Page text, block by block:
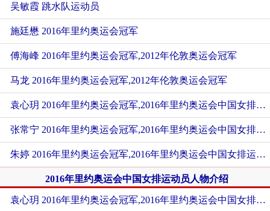
吴敏霞 跳水队运动员
施廷懋 2016年里约奥运会冠军
傅海峰 2016年里约奥运会冠军,2012年伦敦奥运会冠军
马龙 2016年里约奥运会冠军,2012年伦敦奥运会冠军
袁心玥 2016年里约奥运会冠军,2016年里约奥运会中国女排运动员
张常宁 2016年里约奥运会冠军,2016年里约奥运会中国女排运动员
朱婷 2016年里约奥运会冠军,2016年里约奥运会中国女排运动员
2016年里约奥运会中国女排运动员人物介绍
袁心玥 2016年里约奥运会冠军,2016年里约奥运会中国女排运动员